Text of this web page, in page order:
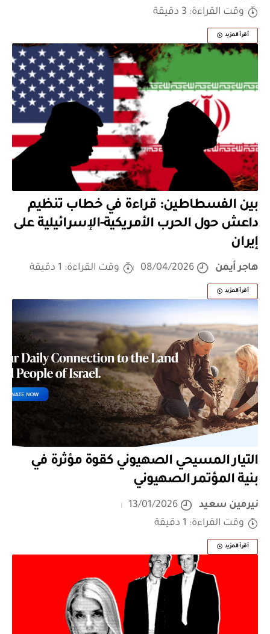
وقت القراءة: 3 دقيقة
أقرأ المزيد
بين الفسطاطين: قراءة في خطاب تنظيم
داعش حول الحرب الأمريكية-الإسرائيلية على
إيران
هاجر أيمن 08/04/2026 وقت القراءة: 1 دقيقة
أقرأ المزيد
التيار المسيحي الصهيوني كقوة مؤثرة في
بنية المؤتمر الصهيوني
نيرمين سعيد
13/01/2026
وقت القراءة: 1 دقيقة
أقرأ المزيد